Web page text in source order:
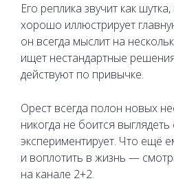
Его реплика звучит как
хорошо иллюстрирует
он всегда мыслит на
ищет нестандартные
действуют по привычке.
Орест всегда полон новых
никогда не боится
экспериментирует. Что ещё
и воплотить в жизнь —
на канале 2+2.